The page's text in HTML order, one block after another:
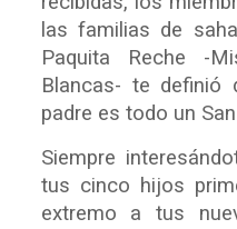
las familias de
Paquita Reche -
Blancas- te definió
padre es todo un
Siempre
tus cinco hijos
extremo a tus